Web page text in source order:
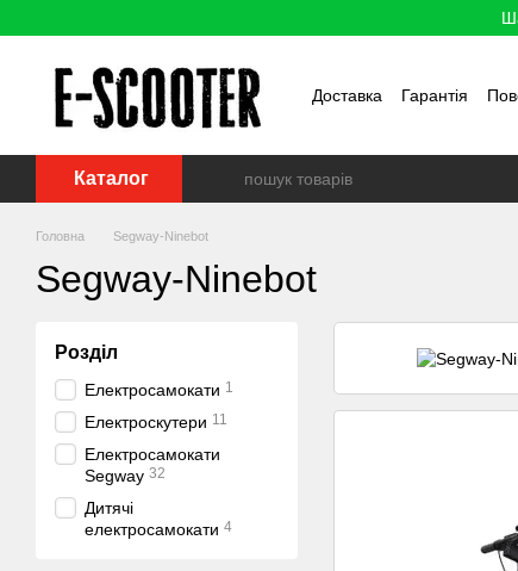
Доставка Гарантія
Каталог
Головна Segway-Ninebot
Segway-Ninebot
Розділ
Електросамокати 1
Електроскутери 11
Електросамокати
Segway 32
Дитячі
електросамокати 4